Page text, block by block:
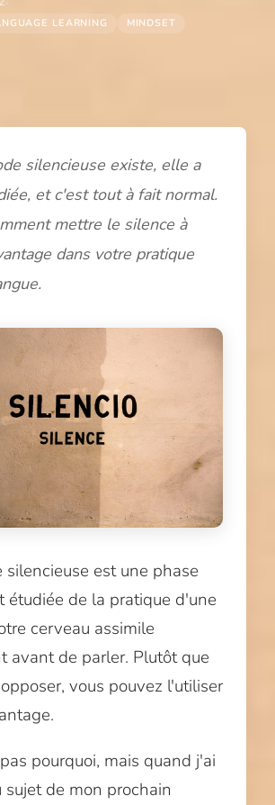
LEARNING MINDSET
silencieuse existe, elle a
et c'est tout à fait normal.
mettre le silence à
dans votre pratique
silencieuse est une phase
étudiée de la pratique d'une
cerveau assimile
avant de parler. Plutôt que
vous pouvez l'utiliser
pourquoi, mais quand j'ai
sujet de mon prochain